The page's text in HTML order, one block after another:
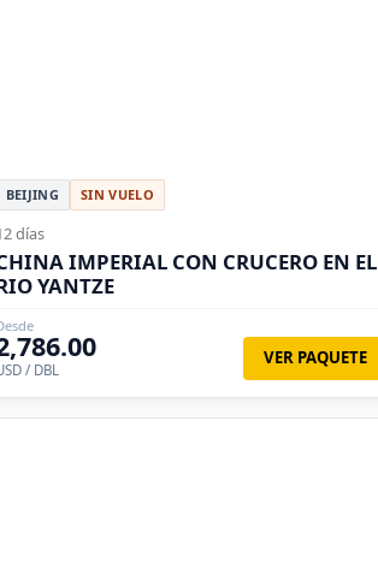
BEIJING SIN VUELO
días
IMPERIAL CON CRUCERO EN EL
YANTZE
/ DBL
VER PAQUETE